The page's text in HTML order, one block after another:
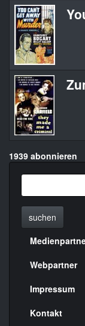
1939 abonnieren
suchen
rechte
Seite
Webpartner
Impressum
Kontakt